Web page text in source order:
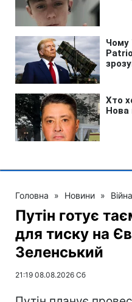
Головна » Новини »
Путін готує
для тиску на
Зеленський
21:19 08.08.2026 Сб